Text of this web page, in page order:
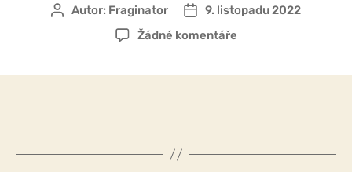
AutorAutor: Fraginator
Datum
příspěvku
9. listopadu 2022
Žádné komentářeu
spokojeni